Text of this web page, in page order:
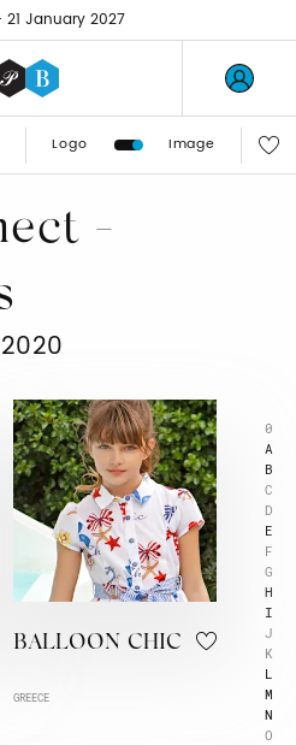
January 2027
Logo Image
0
A
B
C
D
E
F
G
H
I
J
K
L
M
N
O
-
BALLOON CHIC
GREECE